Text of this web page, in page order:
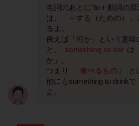
名詞のあとに”to＋動詞の
は、「～する（ための）
るよ。
例えば「何か」という意味
と、
something to eat は
か」、
つまり
「食べるもの」
と
他にもsomething to drink
よ。